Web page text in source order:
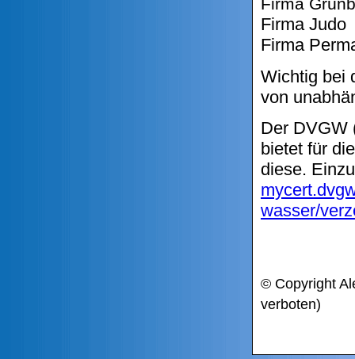
Firma
Firma
Firma
Wichtig bei
von
Der DVGW
bietet für
diese.
wasser/
© Copyright
verboten)